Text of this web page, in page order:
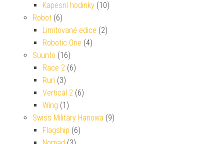
Kapesní hodinky (10)
Robot (6)
Limitované edice (2)
Robotic One (4)
Suunto (16)
Race 2 (6)
Run (3)
Vertical 2 (6)
Wing (1)
Swiss Military Hanowa (9)
Flagship (6)